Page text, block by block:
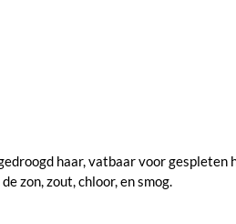
haar, vatbaar voor
zon, zout, chloor, en smog.